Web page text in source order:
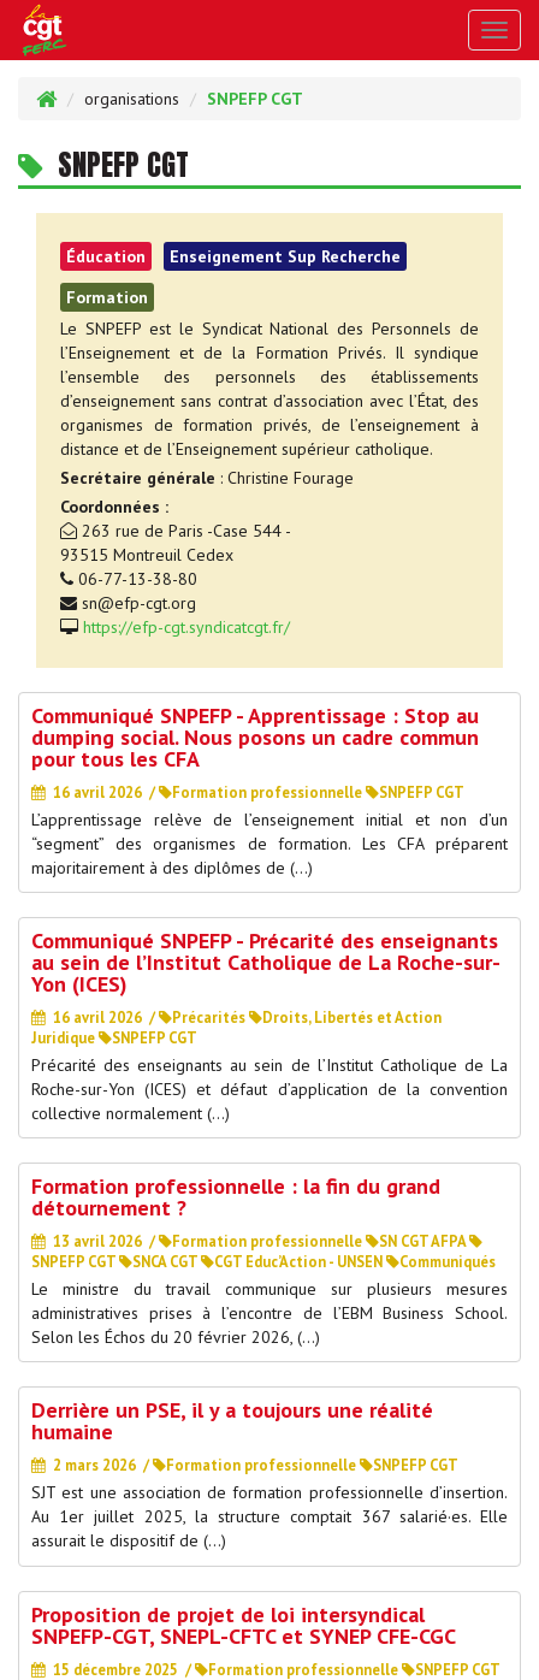
organisations
SNPEFP CGT
SNPEFP CGT
Éducation
Enseignement Sup Recherche
Formation
Le SNPEFP est le Syndicat National des Personnels de
l’Enseignement et de la Formation Privés. Il syndique
l’ensemble des personnels des établissements
d’enseignement sans contrat d’association avec l’État, des
organismes de formation privés, de l’enseignement à
distance et de l’Enseignement supérieur catholique.
Secrétaire générale : Christine Fourage
Coordonnées :
263 rue de Paris -Case 544 -
93515 Montreuil Cedex
06-77-13-38-80
sn@efp-cgt.org
https://efp-cgt.syndicatcgt.fr/
Communiqué SNPEFP - Apprentissage : Stop au
dumping social. Nous posons un cadre commun
pour tous les CFA
16 avril 2026 / Formation professionnelle SNPEFP CGT
L’apprentissage relève de l’enseignement initial et non d’un
“segment” des organismes de formation. Les CFA préparent
majoritairement à des diplômes de (…)
Communiqué SNPEFP - Précarité des enseignants
au sein de l’Institut Catholique de La Roche-sur-
Yon (ICES)
16 avril 2026 / Précarités
Droits, Libertés et Action
Juridique
SNPEFP CGT
Précarité des enseignants au sein de l’Institut Catholique de La
Roche-sur-Yon (ICES) et défaut d’application de la convention
collective normalement (…)
Formation professionnelle : la fin du grand
détournement ?
13 avril 2026 / Formation professionnelle
SN CGT AFPA
SNPEFP CGT
SNCA CGT CGT Educ’Action - UNSEN Communiqués
Le ministre du travail communique sur plusieurs mesures
administratives prises à l’encontre de l’EBM Business School.
Selon les Échos du 20 février 2026, (…)
Derrière un PSE, il y a toujours une réalité
humaine
2 mars 2026 / Formation professionnelle SNPEFP CGT
SJT est une association de formation professionnelle d’insertion.
Au 1er juillet 2025, la structure comptait 367 salarié·es. Elle
assurait le dispositif de (…)
Proposition de projet de loi intersyndical
SNPEFP-CGT, SNEPL-CFTC et SYNEP CFE-CGC
15 décembre 2025 / Formation professionnelle SNPEFP CGT